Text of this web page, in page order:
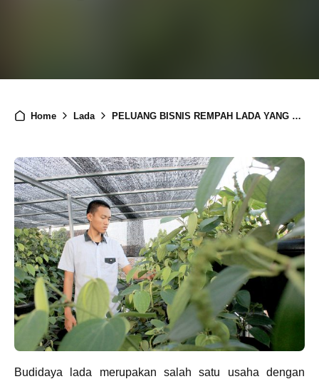
Home Lada PELUANG BISNIS REMPAH LADA YANG MENJANJIKAN
Budidaya lada merupakan salah satu usaha dengan